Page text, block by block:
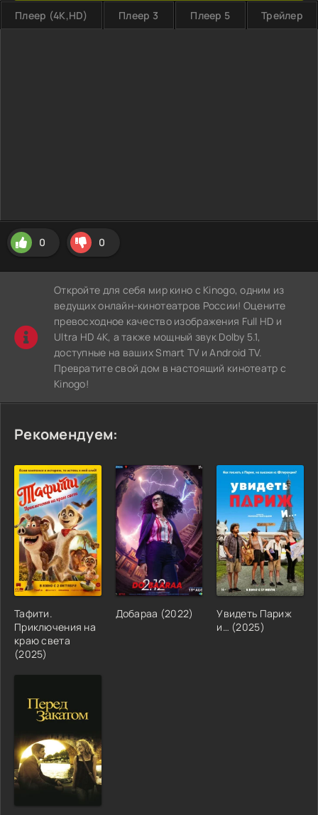
Плеер (4K,HD) Плеер 3 Плеер 5 Трейлер
0 0
Откройте для себя мир кино с Kinogo, одним из
ведущих онлайн-кинотеатров России! Оцените
превосходное качество изображения Full HD и
Ultra HD 4K, а также мощный звук Dolby 5.1,
доступные на ваших Smart TV и Android TV.
Превратите свой дом в настоящий кинотеатр с
Kinogo!
Рекомендуем:
Тафити.
Приключения на
краю света
(2025)
Добараа (2022)
Увидеть Париж
и… (2025)